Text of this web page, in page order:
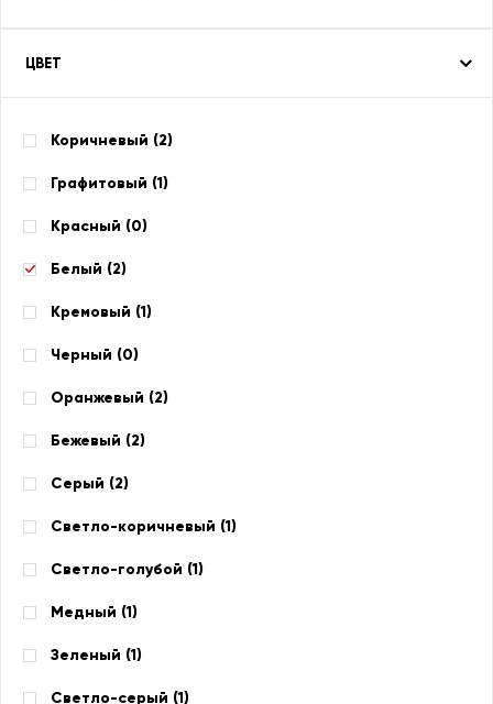
ЦВЕТ
Коричневый (2)
Графитовый (1)
Красный (0)
Белый (2)
Кремовый (1)
Черный (0)
Оранжевый (2)
Бежевый (2)
Серый (2)
Светло-коричневый (1)
Светло-голубой (1)
Медный (1)
Зеленый (1)
Светло-серый (1)